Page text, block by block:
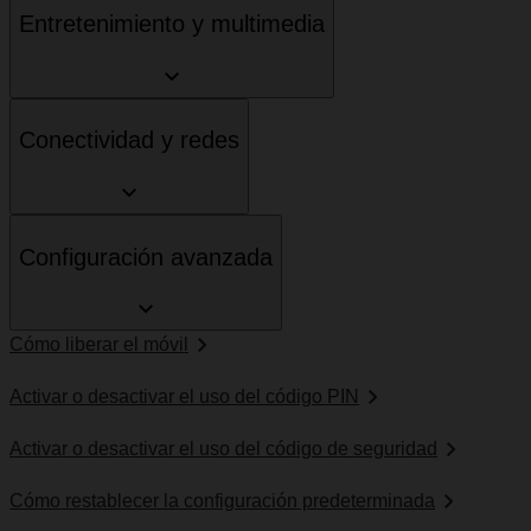
Entretenimiento y multimedia
Conectividad y redes
Configuración avanzada
Cómo liberar el móvil
Activar o desactivar el uso del código PIN
Activar o desactivar el uso del código de seguridad
Cómo restablecer la configuración predeterminada